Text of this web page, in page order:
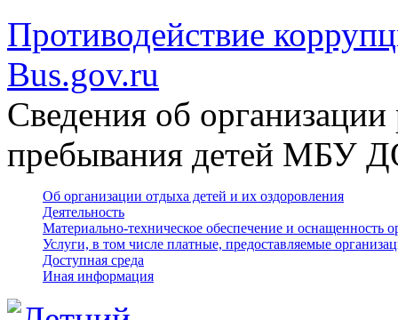
Противодействие
Bus.gov.ru
Сведения об
пребывания детей
Об организации отдыха детей и их оздоровления
Деятельность
Материально-техническое обеспечение и оснащенность
Услуги, в том числе платные, предоставляемые
Доступная среда
Иная информация